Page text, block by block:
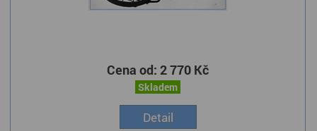
Cena od: 2 770 Kč
Skladem
Detail